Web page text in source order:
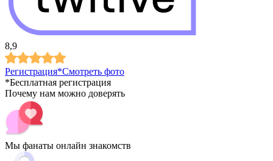
8,9
Регистрация*Смотреть фото
*Бесплатная регистрация
Почему нам можно доверять
Мы фанаты онлайн знакомств